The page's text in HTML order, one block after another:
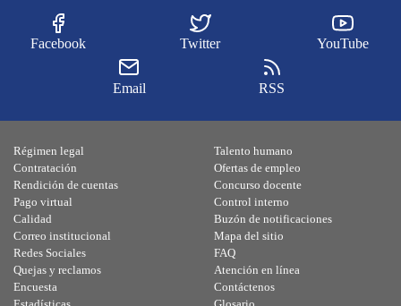
Facebook Twitter YouTube
Email RSS
Régimen legal
Contratación
Rendición de cuentas
Pago virtual
Calidad
Talento humano
Ofertas de empleo
Concurso docente
Control interno
Buzón de notificaciones
Correo institucional
Redes Sociales
Quejas y reclamos
Encuesta
Mapa del sitio
FAQ
Atención en línea
Contáctenos